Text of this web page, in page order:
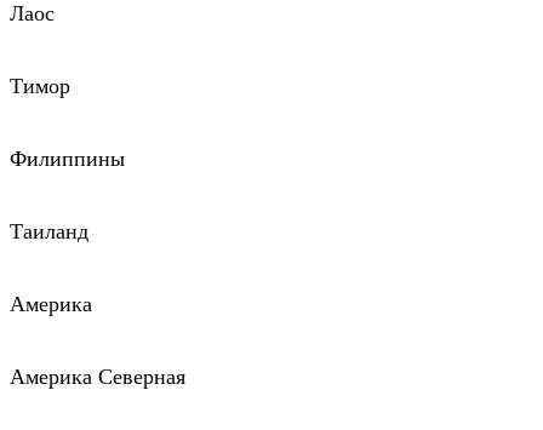
Лаос
Тимор
Филиппины
Таиланд
Америка
Америка Северная